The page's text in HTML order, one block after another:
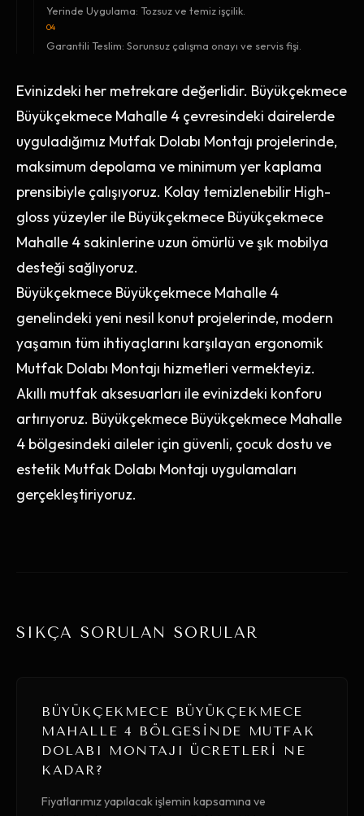
Yerinde Uygulama: Tozsuz ve temiz işçilik.
04
Garantili Teslim: Sorunsuz çalışma onayı ve servis fişi.
Evinizdeki her metrekare değerlidir. Büyükçekmece
Büyükçekmece Mahalle 4 çevresindeki dairelerde
uyguladığımız Mutfak Dolabı Montajı projelerinde,
maksimum depolama ve minimum yer kaplama
prensibiyle çalışıyoruz. Kolay temizlenebilir High-
gloss yüzeyler ile Büyükçekmece Büyükçekmece
Mahalle 4 sakinlerine uzun ömürlü ve şık mobilya
desteği sağlıyoruz.
Büyükçekmece Büyükçekmece Mahalle 4
genelindeki yeni nesil konut projelerinde, modern
yaşamın tüm ihtiyaçlarını karşılayan ergonomik
Mutfak Dolabı Montajı hizmetleri vermekteyiz.
Akıllı mutfak aksesuarları ile evinizdeki konforu
artırıyoruz. Büyükçekmece Büyükçekmece Mahalle
4 bölgesindeki aileler için güvenli, çocuk dostu ve
estetik Mutfak Dolabı Montajı uygulamaları
gerçekleştiriyoruz.
SIKÇA SORULAN SORULAR
BÜYÜKÇEKMECE BÜYÜKÇEKMECE
MAHALLE 4 BÖLGESINDE MUTFAK
DOLABI MONTAJI ÜCRETLERI NE
KADAR?
Fiyatlarımız yapılacak işlemin kapsamına ve